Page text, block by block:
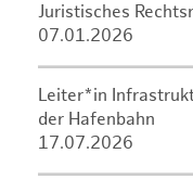
Juristisches
07.01.2026
Leiter*in
der Hafenbahn
17.07.2026